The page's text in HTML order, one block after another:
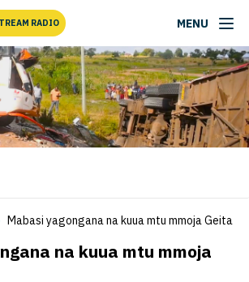
RADIO MENU
Mabasi yagongana na kuua mtu mmoja Geita
na kuua mtu mmoja